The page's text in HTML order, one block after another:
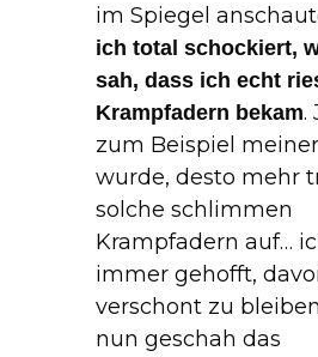
im Spiegel
ich total schockiert,
sah, dass ich echt
Krampfadern bekam.
zum Beispiel
wurde, desto mehr
solche schlimmen
Krampfadern auf…
immer gehofft,
verschont zu
nun geschah das